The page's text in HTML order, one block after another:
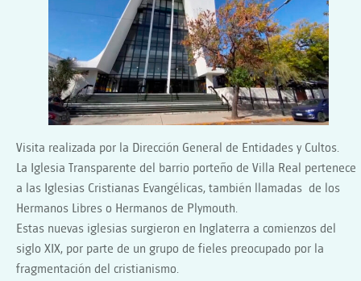
Visita realizada por la Dirección General de Entidades y Cultos.
La Iglesia Transparente del barrio porteño de Villa Real pertenece
a las Iglesias Cristianas Evangélicas, también llamadas de los
Hermanos Libres o Hermanos de Plymouth.
Estas nuevas iglesias surgieron en Inglaterra a comienzos del
siglo XIX, por parte de un grupo de fieles preocupado por la
fragmentación del cristianismo.